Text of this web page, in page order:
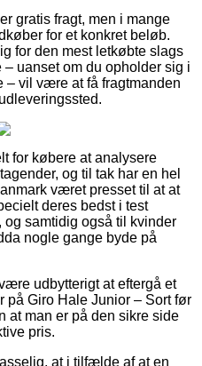
gratis fragt, men i mange
for et konkret beløb.
for den mest letkøbte slags
uanset om du opholder sig i
– vil være at få fragtmanden
for købere at analysere
og til tak har en hel
været presset til at at
deres bedst i test
og samtidig også til kvinder
nogle gange byde på
udbytterigt at eftergå et
på Giro Hale Junior – Sort før
at man er på den sikre side
pris.
at i tilfælde af at en